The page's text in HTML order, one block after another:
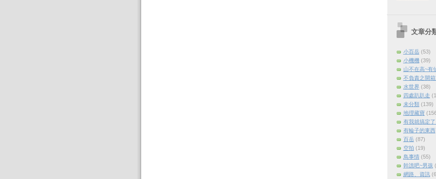
文章分
小百岳 (53)
小機機 (39)
山不在高~有
不負責之開箱
水世界 (38)
四處趴趴走
未分類 (139)
地理藏寶
有我就搞定
有輪子的東西
百岳 (87)
空拍 (19)
鳥事情 (55)
幹譙吧~男孩
網路、資訊